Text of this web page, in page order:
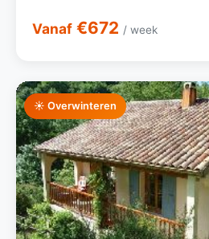
Vanaf €672 / week
☀️ Overwinteren